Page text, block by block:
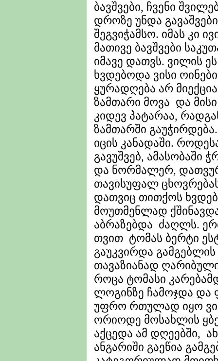
ბავშვები, ჩვენი
დროზე უნდა
შეგვიჭამსო. იმას კი
მათივე ბავშვები
იმავე დათვს. ვილის
ხვდებოდა ვისი
ყურადღება არ
ზამთარი მოვა და მისი
კიდევ პატარაა,
ზამთარში
იცის კანადაში.
გავუშვებ, ამასობაში
და ნორმალერ,
თავისუფალ
დათვიც თითქოს
მოუთმენლად
აბრაზებდა ძაღლს.
თვით ტომას ბერტი
გაუკვირდა
თავაზიანად
როცა ტომასი
ლოგინზე ჩამოჯდა და
უფრო რთულად იყო
ორიოდე მოსახლის
აქცედა ამ დღეებში,
ანგარიში გაეწია